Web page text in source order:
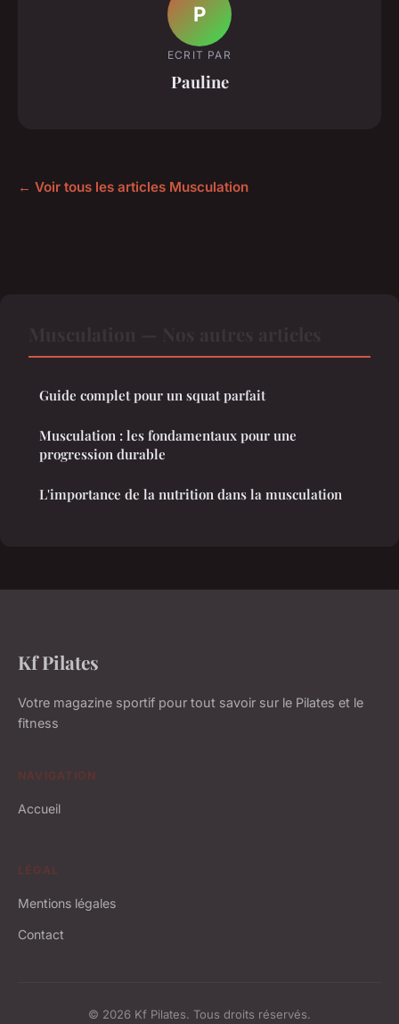
P
ECRIT PAR
Pauline
← Voir tous les articles Musculation
Guide complet pour un squat parfait
Musculation : les fondamentaux pour une
progression durable
L'importance de la nutrition dans la musculation
Kf Pilates
Votre magazine sportif pour tout savoir sur le Pilates et le
fitness
NAVIGATION
Accueil
LÉGAL
Mentions légales
Contact
© 2026 Kf Pilates. Tous droits réservés.